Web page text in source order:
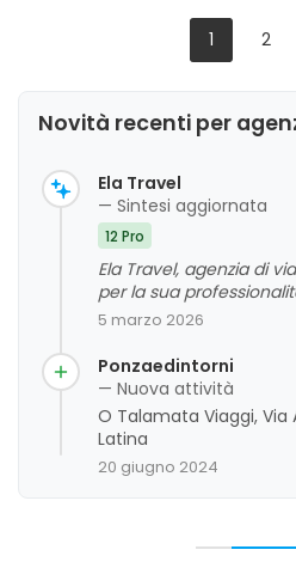
1 2
Novità recenti per
Ela Travel
— Sintesi aggiornata
12 Pro
Ela Travel, agenzia di
per la sua
alle esigenze dei clienti.
disponibilità e
viaggi, che
memorabili e di grande
capacità di assistere
di offrire un servizio
rappresentano i punti di
5 marzo 2026
Ponzaedintorni
— Nuova attività
O Talamata Viaggi, Via
Latina
20 giugno 2024